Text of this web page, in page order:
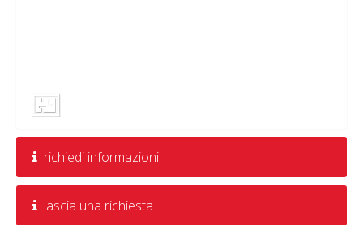
richiedi informazioni
lascia una richiesta